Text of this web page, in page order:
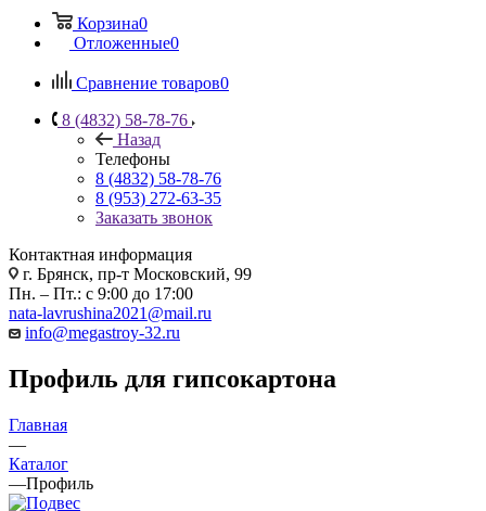
Корзина0
Отложенные0
Сравнение товаров0
8 (4832) 58-78-76
Назад
Телефоны
8 (4832) 58-78-76
8 (953) 272-63-35
Заказать звонок
Контактная информация
г. Брянск, пр-т Московский, 99
Пн. – Пт.: с 9:00 до 17:00
nata-lavrushina2021@mail.ru
info@megastroy-32.ru
Профиль для гипсокартона
Главная
—
Каталог
—Профиль